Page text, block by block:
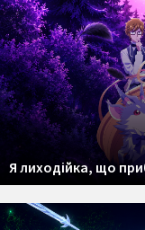
Я лиходійка, що